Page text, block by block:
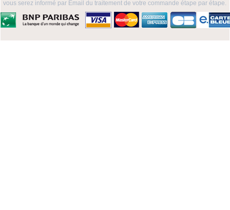
vous serez informé par Email du traitement de votre commande étape par étape.